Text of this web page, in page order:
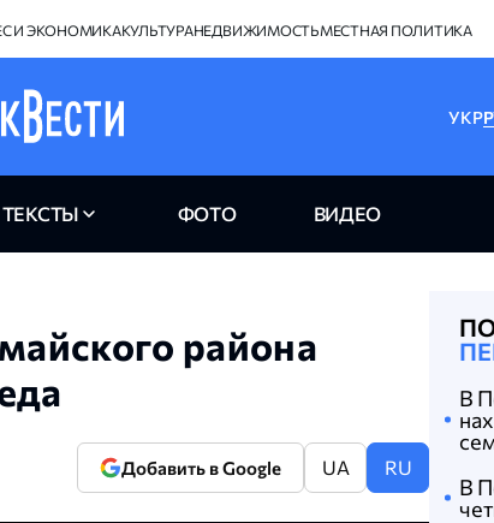
И ЭКОНОМИКАКУЛЬТУРАНЕДВИЖИМОСТЬМЕСТНАЯ ПОЛИТИКА
УКР
ТЕКСТЫ ФОТО ВИДЕО
района
Добавить в Google UA RU
В
В